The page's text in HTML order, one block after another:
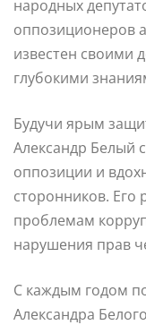
народных
оппозиционеров
известен своими
глубокими
Будучи ярым
Александр Белый
оппозиции и
сторонников. Его
проблемам
нарушения прав
С каждым годом
Александра